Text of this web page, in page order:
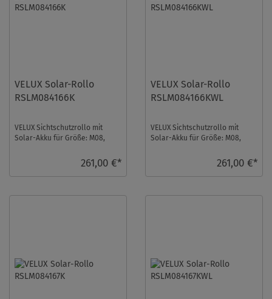
VELUX Solar-Rollo
RSLM084166K
VELUX Sichtschutzrollo mit
Solar-Akku für Größe: M08,
Semitransparent, alu Sch ...
261,00 €*
VELUX Solar-Rollo
RSLM084166KWL
VELUX Sichtschutzrollo mit
Solar-Akku für Größe: M08,
Semitransparent, weiße ...261,00 €*